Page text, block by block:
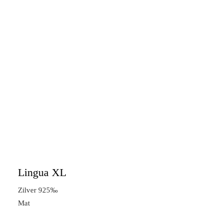
Lingua XL
Zilver 925‰
Mat